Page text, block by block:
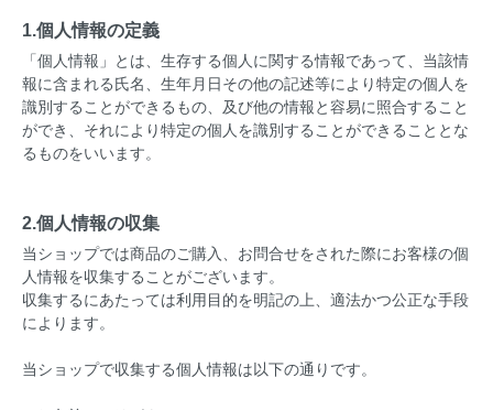
1.個人情報の定義
「個人情報」とは、生存する個人に関する情報であって、当該情
報に含まれる氏名、生年月日その他の記述等により特定の個人を
識別することができるもの、及び他の情報と容易に照合すること
ができ、それにより特定の個人を識別することができることとな
るものをいいます。
2.個人情報の収集
当ショップでは商品のご購入、お問合せをされた際にお客様の個
人情報を収集することがございます。
収集するにあたっては利用目的を明記の上、適法かつ公正な手段
によります。
当ショップで収集する個人情報は以下の通りです。